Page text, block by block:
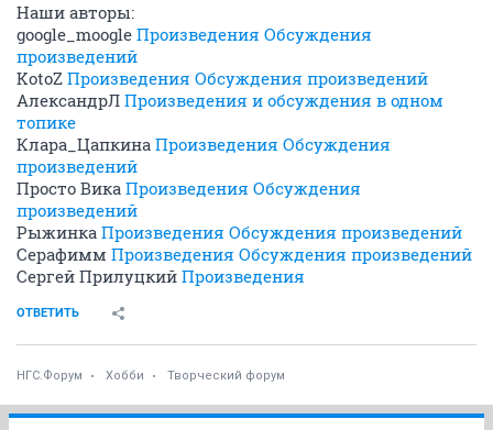
Наши авторы:
google_moogle Произведения Обсуждения
произведений
KotoZ Произведения Обсуждения произведений
АлександрЛ Произведения и обсуждения в одном
топике
Клара_Цапкина Произведения Обсуждения
произведений
Просто Вика Произведения Обсуждения
произведений
Рыжинка Произведения Обсуждения произведений
Серафимм Произведения Обсуждения произведений
Сергей Прилуцкий Произведения
ОТВЕТИТЬ
НГС.Форум Хобби Творческий форум